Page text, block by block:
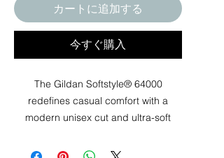
カートに追加する
今すぐ購入
The Gildan Softstyle® 64000
redefines casual comfort with a
modern unisex cut and ultra-soft
cotton, while heathers and sport grey